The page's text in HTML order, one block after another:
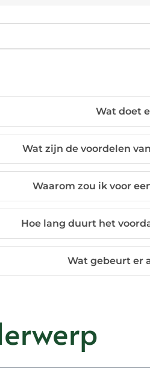
Wat doet
Wat zijn de voordelen
Waarom zou ik voor
Hoe lang duurt het
Wat gebeurt er